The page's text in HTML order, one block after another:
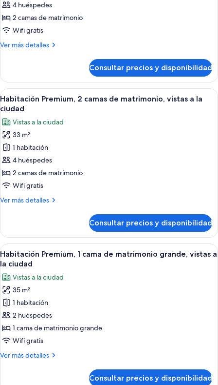
Habitación,
2
camas
de
adaptada
(Mobility
Accessible)
4 huéspedes
2 camas de matrimonio
Wifi gratis
Ver más detalles
Más
2
camas
de
matrimonio,
adaptada
(Mobility
Accessible)
Consultar precios y disponibilidad
Abrir
todas
las
fotos
de
Habitación
Premium,
2
camas
matrimonio,
la
ciudad
Una cocina moderna con una isla
2
Habitación Premium, 2 camas de matrimonio, vistas a la
ciudad
Vistas a la ciudad
33 m²
1 habitación
4 huéspedes
2 camas de matrimonio
Wifi gratis
Ver más detalles
Más
Premium,
camas
de
vistas
a
la
ciudad
Consultar precios y disponibilidad
Abrir
todas
las
fotos
de
Habitación
Premium,
1
cama
matrimonio
Una cocina moderna con una isla
2
Habitación Premium, 1 cama de matrimonio grande, vistas a
la ciudad
Vistas a la ciudad
35 m²
1 habitación
2 huéspedes
1 cama de matrimonio grande
Wifi gratis
Ver más detalles
Más
Consultar precios y disponibilidad